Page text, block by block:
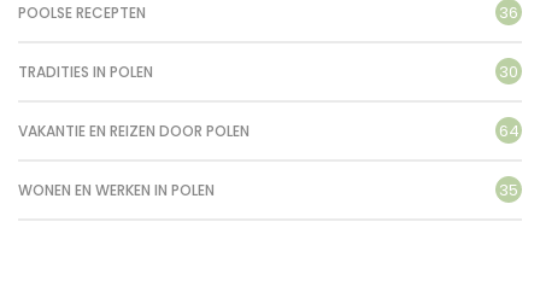
POOLSE RECEPTEN 36
TRADITIES IN POLEN 30
VAKANTIE EN REIZEN DOOR POLEN 64
WONEN EN WERKEN IN POLEN 35